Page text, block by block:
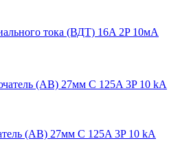
тока (ВДТ) 16A 2P 10мА
(АВ) 27мм C 125A 3P 10 kA